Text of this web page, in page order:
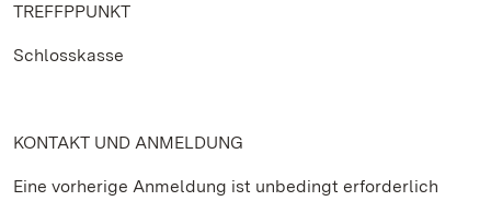
TREFFPPUNKT
Schlosskasse
KONTAKT UND ANMELDUNG
Eine vorherige Anmeldung ist unbedingt erforderlich